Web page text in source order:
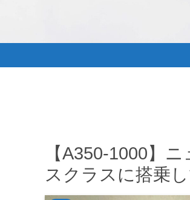
【A350-1000】
スクラスに搭乗